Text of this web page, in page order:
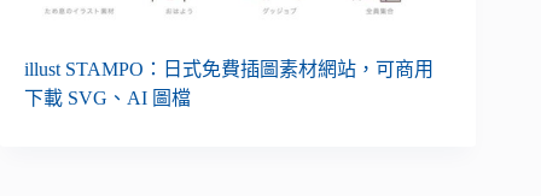
illust STAMPO：日式免費插圖素材網站，可商用
下載 SVG、AI 圖檔